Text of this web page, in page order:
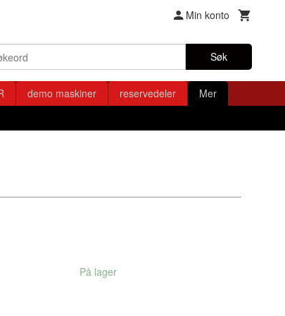
Min konto
Søk
demo maskiner reservedeler Mer
På lager